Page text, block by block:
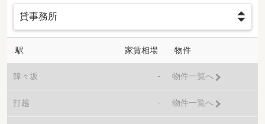
駅 家賃相場 物件
韓々坂 - 物件一覧へ
打越 - 物件一覧へ